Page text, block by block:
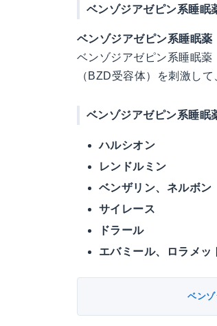
ベンゾジアゼピン系睡眠
ベンゾジアゼピン系睡眠薬
ベンゾジアゼピン系睡眠
（BZD受容体）を刺激し
ベンゾジアゼピン系睡眠
ハルシオン
レンドルミン
ベンザリン、ネルボン
サイレース
ドラール
エバミール、ロラメッ
ベン